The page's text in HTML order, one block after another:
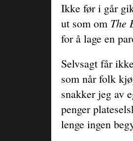
Ikke før i går
ut som om The
for å lage en
Selvsagt får
som når folk
snakker jeg av
penger
lenge ingen